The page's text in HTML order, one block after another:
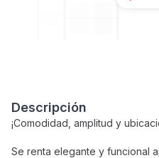
Descripción
¡Comodidad, amplitud y
Se renta elegante y funcional